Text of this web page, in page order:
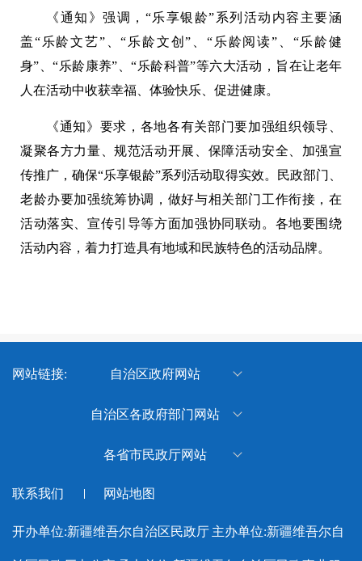
《通知》强调，“乐享银龄”系列活动内容主要涵
盖“乐龄文艺”、“乐龄文创”、“乐龄阅读”、“乐龄健
身”、“乐龄康养”、“乐龄科普”等六大活动，旨在让老年
人在活动中收获幸福、体验快乐、促进健康。
《通知》要求，各地各有关部门要加强组织领导、
凝聚各方力量、规范活动开展、保障活动安全、加强宣
传推广，确保“乐享银龄”系列活动取得实效。民政部门、
老龄办要加强统筹协调，做好与相关部门工作衔接，在
活动落实、宣传引导等方面加强协同联动。各地要围绕
活动内容，着力打造具有地域和民族特色的活动品牌。
网站链接: 自治区政府网站
新疆维吾尔自治区人民政府
自治区各政府部门网站
新疆维吾尔自治区体育局
务厅
新疆维吾尔自治区水利厅
各省市民政厅网站
北京市民政局
联系我们 网站地图
开办单位:新疆维吾尔自治区民政厅 主办单位:新疆维吾尔自